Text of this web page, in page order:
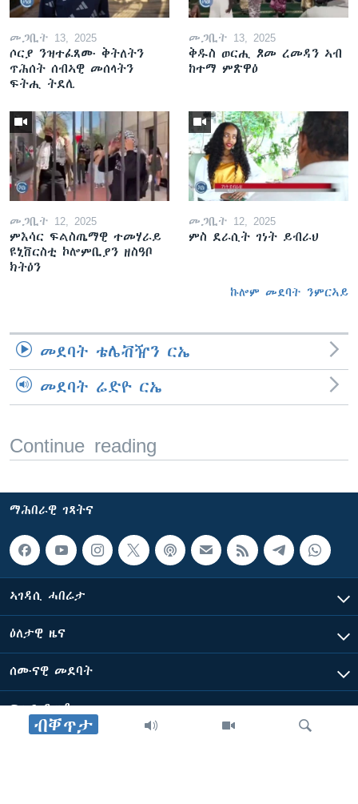
ብቐጥታ
መጋቢት 13, 2025
ሶርያ ንዝተፈጸሙ ቅትለትን
ጥሕሰት ሰብኣዊ መሰላትን
ፍትሒ ትደሊ
መጋቢት 13, 2025
ቅዱስ ወርሒ ጾመ ረመዳን ኣብ
ከተማ ምጽዋዕ
መጋቢት 12, 2025
ምእሳር ፍልስጤማዊ ተመሃራይ
ዩኒቨርስቲ ኮሎምቢያን ዘስዓቦ
ክትዕን
መጋቢት 12, 2025
ምስ ደራሲት ገነት ይብራህ
ኩሎም መደባት ንምርኣይ
መደባት ቴሌቭዥን ርኤ
መደባት ሬድዮ ርኤ
Continue reading
ማሕበራዊ ገጻትና
ኣገዳሲ ሓበሬታ
ዕለታዊ ዜና
ሰሙናዊ መደባት
ፍሉይ ዓምዲ